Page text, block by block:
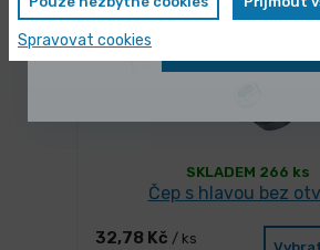
SKLADEM 266 ks
Čep s hlavou bez
32,78 Kč / ks
Spravovat cookies